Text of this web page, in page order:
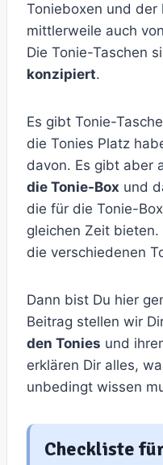
Tonieboxen und der
mittlerweile auch
Die Tonie-Taschen
konzipiert.
Es gibt Tonie-
die Tonies Platz
davon. Es gibt aber
die Tonie-Box und
die für die Tonie-
gleichen Zeit
die verschiedenen
Dann bist Du hier
Beitrag stellen wir
den Tonies und
erklären Dir alles,
unbedingt wissen
Checkliste